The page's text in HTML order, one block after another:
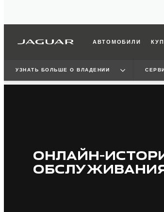
АВТОМОБИЛИ
УЗНАТЬ БОЛЬШЕ О ВЛАДЕНИИ
ОНЛАЙН-